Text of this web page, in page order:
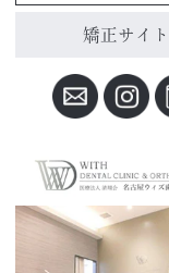
矯正サイト